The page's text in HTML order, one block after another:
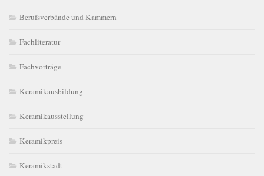
Berufsverbände und Kammern
Fachliteratur
Fachvorträge
Keramikausbildung
Keramikausstellung
Keramikpreis
Keramikstadt